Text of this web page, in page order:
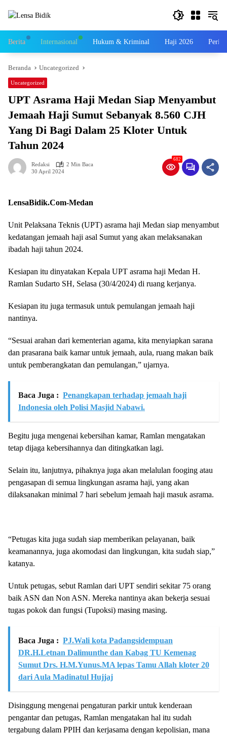
Berita Internasional Hukum & Kriminal Haji 2026
Beranda Uncategorized
Uncategorized
UPT Asrama Haji Medan Siap Menyambut
Jemaah Haji Sumut Sebanyak 8.560 CJH
Yang Di Bagi Dalam 25 Kloter Untuk
Tahun 2024
Redaksi
2 Min Baca
30 April 2024
682
LensaBidik.Com-Medan
Unit Pelaksana Teknis (UPT) asrama haji Medan siap menyambut
kedatangan jemaah haji asal Sumut yang akan melaksanakan
ibadah haji tahun 2024.
Kesiapan itu dinyatakan Kepala UPT asrama haji Medan H.
Ramlan Sudarto SH, Selasa (30/4/2024) di ruang kerjanya.
Kesiapan itu juga termasuk untuk pemulangan jemaah haji
nantinya.
“Sesuai arahan dari kementerian agama, kita menyiapkan sarana
dan prasarana baik kamar untuk jemaah, aula, ruang makan baik
untuk pemberangkatan dan pemulangan,” ujarnya.
Baca Juga : Penangkapan terhadap jemaah haji
Indonesia oleh Polisi Masjid Nabawi.
Begitu juga mengenai kebersihan kamar, Ramlan mengatakan
tetap dijaga kebersihannya dan ditingkatkan lagi.
Selain itu, lanjutnya, pihaknya juga akan melalulan fooging atau
pengasapan di semua lingkungan asrama haji, yang akan
dilaksanakan minimal 7 hari sebelum jemaah haji masuk asrama.
“Petugas kita juga sudah siap memberikan pelayanan, baik
keamanannya, juga akomodasi dan lingkungan, kita sudah siap,”
katanya.
Untuk petugas, sebut Ramlan dari UPT sendiri sekitar 75 orang
baik ASN dan Non ASN. Mereka nantinya akan bekerja sesuai
tugas pokok dan fungsi (Tupoksi) masing masing.
Baca Juga : PJ.Wali kota Padangsidempuan
DR.H.Letnan Dalimunthe dan Kabag TU Kemenag
Sumut Drs. H.M.Yunus.MA lepas Tamu Allah kloter 20
dari Aula Madinatul Hujjaj
Disinggung mengenai pengaturan parkir untuk kenderaan
pengantar dan petugas, Ramlan mengatakan hal itu sudah
tergabung dalam PPIH dan kerjasama dengan kepolisian, mana